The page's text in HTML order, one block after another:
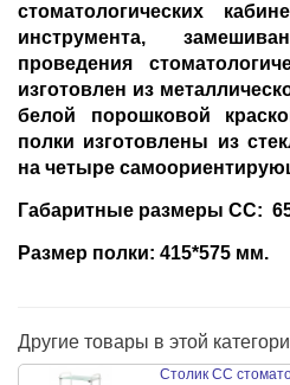
стоматологических
инструмента,
проведения
изготовлен из
белой порошковой
полки изготовлены из
на четыре
Габаритные размеры СС:
Размер полки: 415*575 мм.
Другие товары в этой
Столик СС